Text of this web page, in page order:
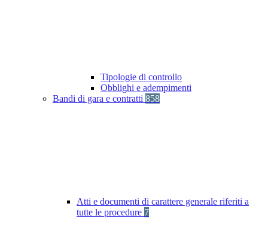
Tipologie di controllo
Obblighi e adempimenti
Bandi di gara e contratti 858
Atti e documenti di carattere generale riferiti a
tutte le procedure 7